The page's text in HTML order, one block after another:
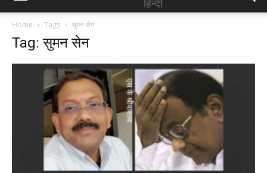
Home Tags सुमन सेन
Tag: सुमन सेन